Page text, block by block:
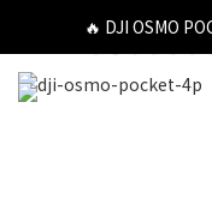
🔥 DJI OSMO
🔥 DJI OSMO
🔥 Insta360